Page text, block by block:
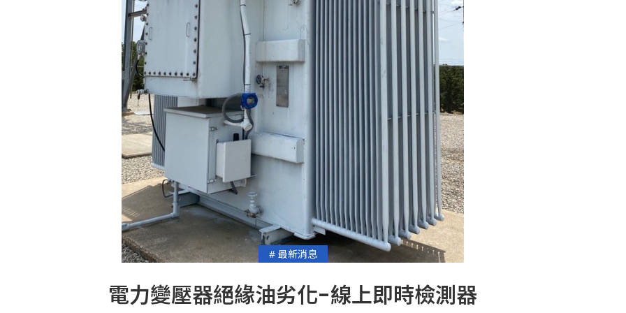
# 最新消息
電力變壓器絕緣油劣化-線上即時檢測器